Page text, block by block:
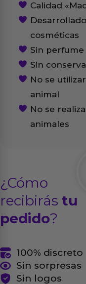
Calidad
cosméticas
Sin perfume
Sin
No se
animal
No se
animales
¿Cómo
recibirás tu
pedido?
100% discreto
Sin sorpresas
Sin logos